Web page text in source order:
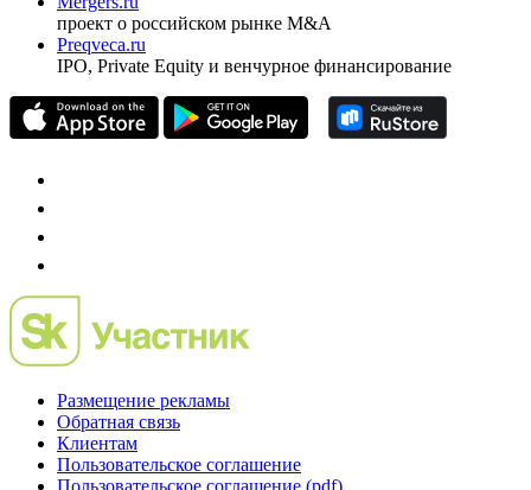
Investfunds
универсальный ресурс по фондовому рынку для
частного инвестора России
проект о российском рынке M&A
Preqveca.ru
Размещение рекламы